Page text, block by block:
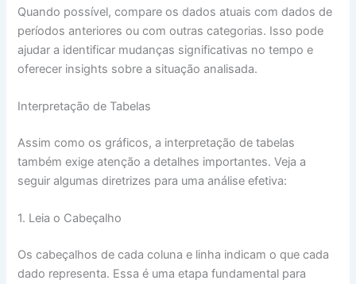
Quando possível, compare os dados atuais com dados de
períodos anteriores ou com outras categorias. Isso pode
ajudar a identificar mudanças significativas no tempo e
oferecer insights sobre a situação analisada.
Interpretação de Tabelas
Assim como os gráficos, a interpretação de tabelas
também exige atenção a detalhes importantes. Veja a
seguir algumas diretrizes para uma análise efetiva:
1. Leia o Cabeçalho
Os cabeçalhos de cada coluna e linha indicam o que cada
dado representa. Essa é uma etapa fundamental para